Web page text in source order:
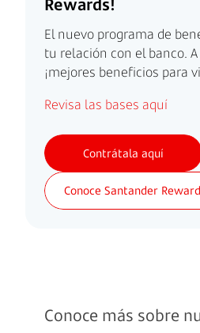
El nuevo programa de
tu relación con el banco.
¡mejores beneficios para
Revisa las bases aquí
Contrátala aquí
Conoce Santander
Conoce más sobre